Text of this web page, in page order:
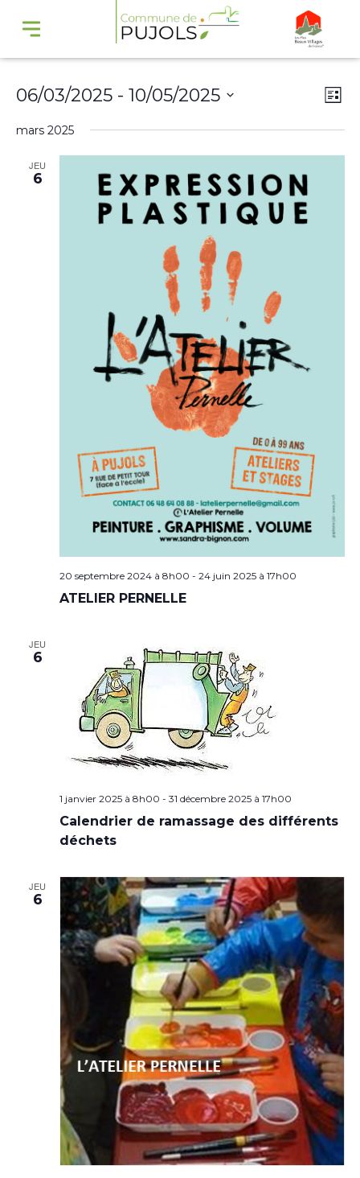
Liste
06/03/2025 - 10/05/2025
date.
mars 2025
JEU
6
20 septembre 2024 à 8h00 - 24 juin 2025 à 17h00
ATELIER PERNELLE
JEU
6
1 janvier 2025 à 8h00 - 31 décembre 2025 à 17h00
Calendrier de ramassage des différents
déchets
JEU
6